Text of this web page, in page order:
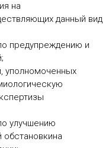
на
данный вид
предупреждению и
уполномоченных
улучшению
обстановкина